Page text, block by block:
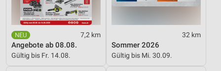
7,2 km
Angebote ab 08.08.
Gültig bis Fr. 14.08.
32 km
Sommer 2026
Gültig bis Mi. 30.09.